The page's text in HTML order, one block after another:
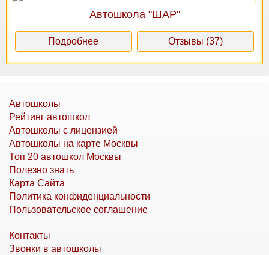
Автошкола "ШАР"
Подробнее Отзывы (37)
Автошколы
Рейтинг автошкол
Автошколы с лицензией
Автошколы на карте Москвы
Топ 20 автошкол Москвы
Полезно знать
Карта Сайта
Политика конфиденциальности
Пользовательское соглашение
Контакты
Звонки в автошколы